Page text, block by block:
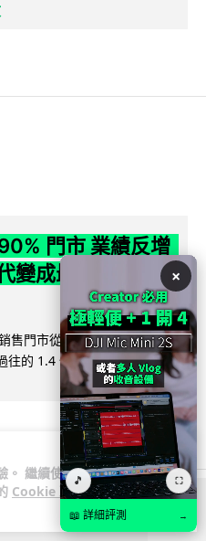
。 繼續使用
Cookie 政
門市 業績反增
變成最潮「新鮮
售門市從 1,000 間大幅減至
往的 1.4 倍。做到「減店增
×
🎵 ⛶
📖 詳細評測 →